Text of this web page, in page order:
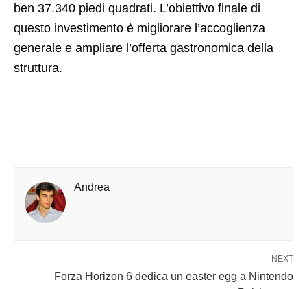
ben 37.340 piedi quadrati. L’obiettivo finale di
questo investimento è migliorare l’accoglienza
generale e ampliare l’offerta gastronomica della
struttura.
Andrea
NEXT
Forza Horizon 6 dedica un easter egg a Nintendo